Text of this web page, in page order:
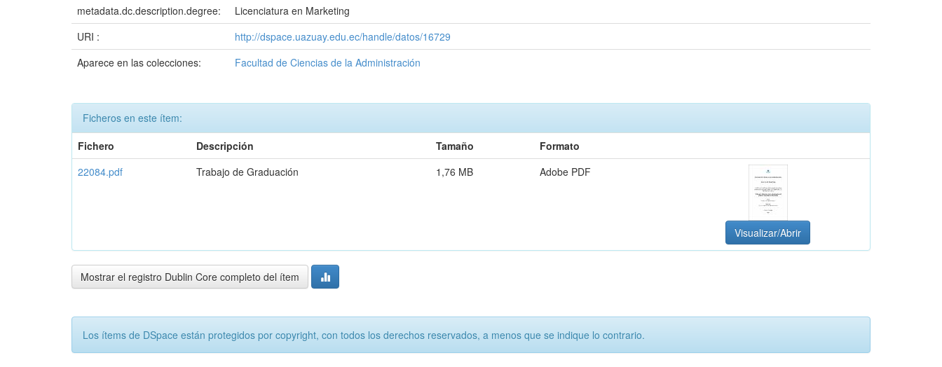
metadata.dc.description.degree:
Licenciatura en Marketing
URI :
http://dspace.uazuay.edu.ec/handle/datos/16729
Aparece en las colecciones:
Facultad de Ciencias de la Administración
Ficheros en este ítem:
Fichero
Descripción Tamaño
Formato
22084.pdf
Trabajo de Graduación 1,76 MB Adobe PDF
Visualizar/Abrir
Mostrar el registro Dublin Core completo del ítem
Los ítems de DSpace están protegidos por copyright, con todos los derechos reservados, a menos que se indique lo contrario.